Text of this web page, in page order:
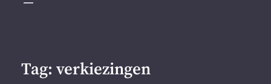
Tag: verkiezingen